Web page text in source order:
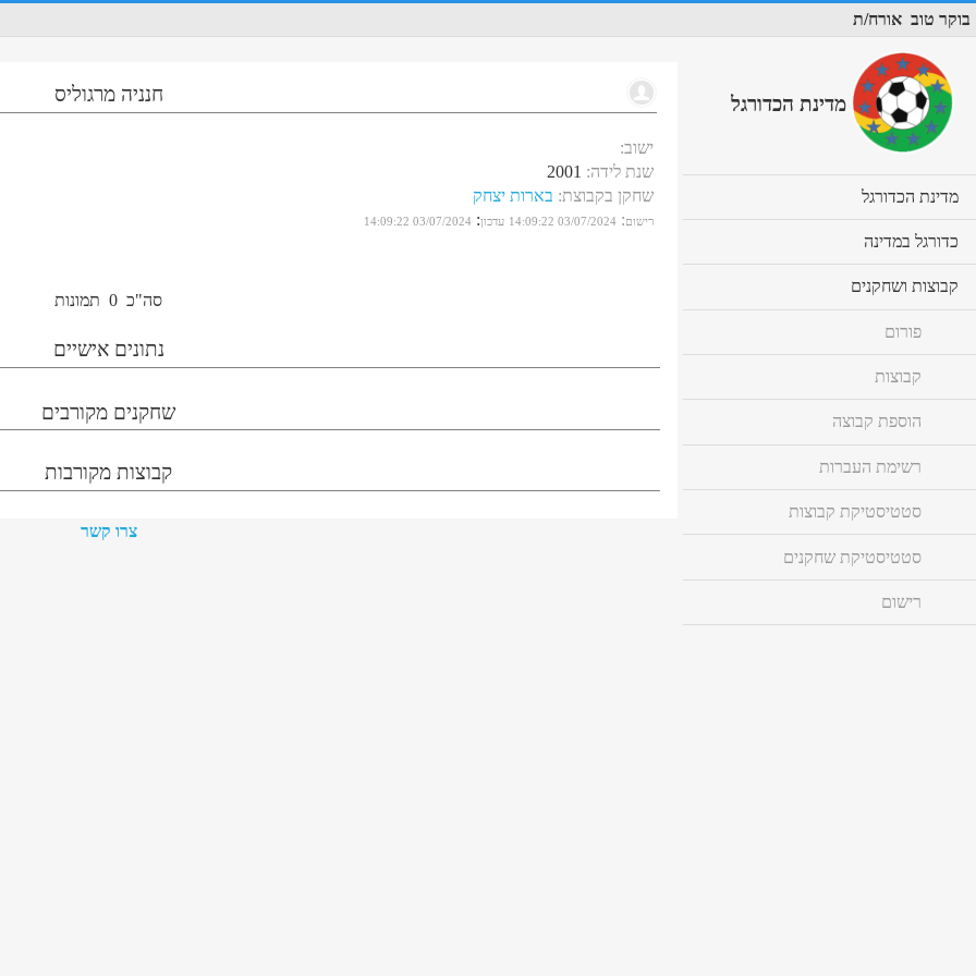
בוקר טוב אורח/ת
חנניה מרגוליס
ישוב:
שנת לידה:
2001
שחקן בקבוצת: בארות יצחק
רישום:
03/07/2024 14:09:22 עדכון:
03/07/2024 14:09:22
סה"כ 0 תמונות
נתונים אישיים
שחקנים מקורבים
קבוצות מקורבות
צרו קשר
מדינת הכדורגל
מדינת הכדורגל
to
כדורגל במדינה
to
קבוצות ושחקנים
to
פורום
קבוצות
הוספת קבוצה
רשימת העברות
סטטיסטיקת קבוצות
סטטיסטיקת שחקנים
רישום